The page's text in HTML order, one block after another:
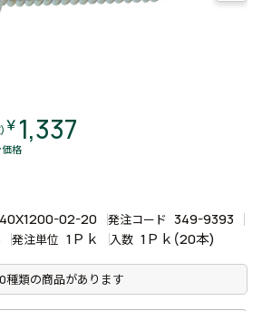
￥ 1,337
価格
02-20 発注コード 349-9393
発注単位 1Ｐｋ 入数 1Ｐｋ(20本)
種類の商品があります